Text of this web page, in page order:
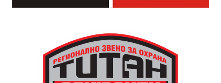
транспорт до местността Градище. Електрическият
автобус ще тръгне в 19:30 ч. от пл. „Възраждане“, а
обратно към града в 00:00 ч. – от паркинга до
поляната. Вземете със себе си връхна дреха и одеяло